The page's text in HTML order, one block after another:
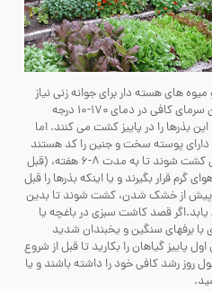
های هسته دار برای جوانه زنی نیاز
به سرمای مرطوب دارند و پس از تأمین سرمای کافی در دمای ۱۷۰-۱۰ درجه
بذرها را در پاییز کشت می کنند. اما
دارای پوسته سخت و جنین را کد هستند
در اواخر تابستان یا اوایل پاییز بایستی کشت شوند تا به مدت ۸-۶ هفته، (قبل
قرار بگیرند و یا اینکه بذرها را قبل
و پیش از خشک شدن، کشت شوند تا بدین
قصد کاشت سبزی در باغچه یا
با برفهای سنگین و یخبندان شدید
گیاهان را بکارید تا قبل از شروع
رشد کافی خود را داشته باشند و یا